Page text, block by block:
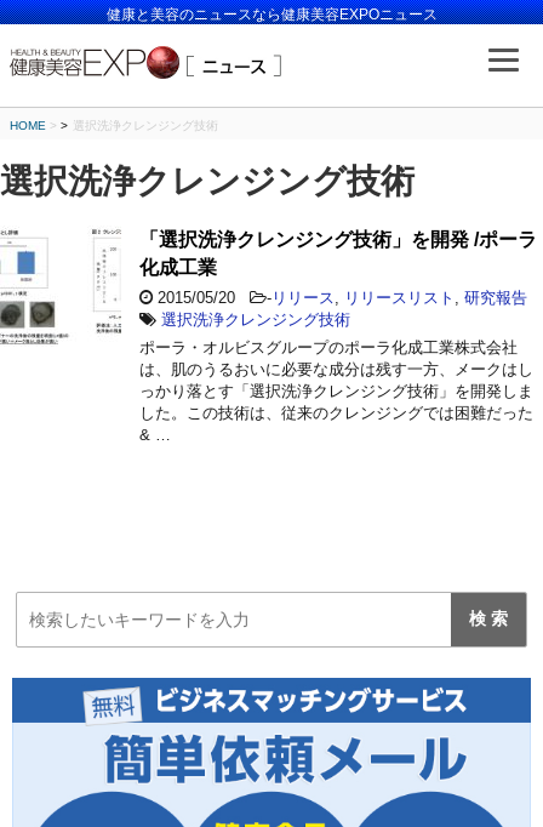
健康と美容のニュースなら健康美容EXPOニュース
HOME > 選択洗浄クレンジング技術
選択洗浄クレンジング技術
「選択洗浄クレンジング技術」を開発 /ポーラ
化成工業
2015/05/20 - リリース リリースリスト
研究報告
選択洗浄クレンジング技術
ポーラ・オルビスグループのポーラ化成工業株式会社
は、肌のうるおいに必要な成分は残す一方、メークはし
っかり落とす「選択洗浄クレンジング技術」を開発しま
した。この技術は、従来のクレンジングでは困難だった
& …